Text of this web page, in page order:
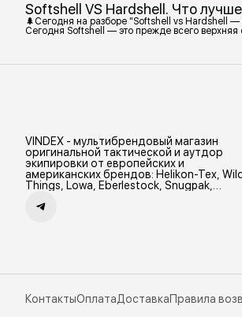
Softshell VS Hardshell. Что
🌲Сегодня на разборе "Softshell vs Hardshell —
Сегодня Softshell — это прежде всего
VINDEX - мультибрендовый магазин
оригинальной тактической и аутдор
экипировки от европейских и
американских брендов: Helikon-Tex, Wild
Things, Lowa, Eberlestock, Snugpak,
КонтактыОплатаДоставкаПравила